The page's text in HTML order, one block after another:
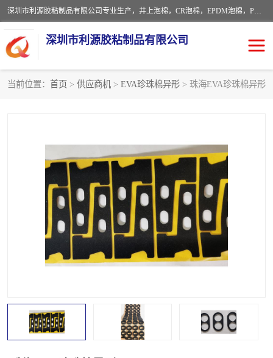
深圳市利源胶粘制品有限公司专业生产，井上泡棉，CR泡棉，EPDM泡棉，PORON泡棉厚度剖切，公差正负0.1mm，硅胶条，脚垫，异形一次成型，雕刻EVA海绵；包装材料:精密仪器、医疗器具、运输时缓冲、防震材料。建筑:住房装潢材料、房屋门窗密封；轻便、强韧性：轻便并且具有较强的韧性，良好的耐油性与耐溶剂性。隔热性：导热性低具有优越的保温性，具有的回弹性。
深圳市利源胶粘制品有限公司
当前位置： 首页 > 供应商机 > EVA珍珠棉异形 > 珠海EVA珍珠棉异形
EVA珍珠棉异形 硅胶脚垫
佛橡胶泡棉